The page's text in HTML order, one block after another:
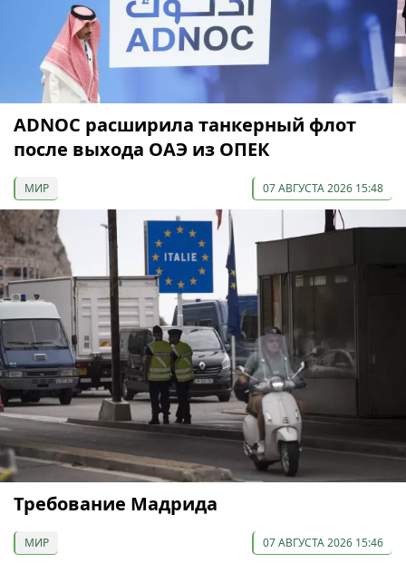
ADNOC расширила танкерный флот
после выхода ОАЭ из ОПЕК
МИР 07 АВГУСТА 2026 15:48
Требование Мадрида
МИР 07 АВГУСТА 2026 15:46